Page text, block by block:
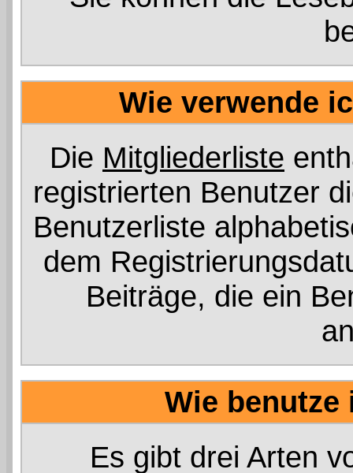
Wie verwende
Die Mitgliederliste
registrierten Benutzer
Benutzerliste
dem
Beiträge, die ein
Wie benutze
Es gibt drei Arten